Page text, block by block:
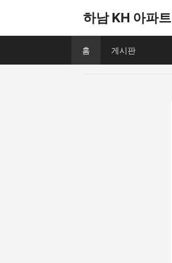
하남 KH 아파트
홈 게시판